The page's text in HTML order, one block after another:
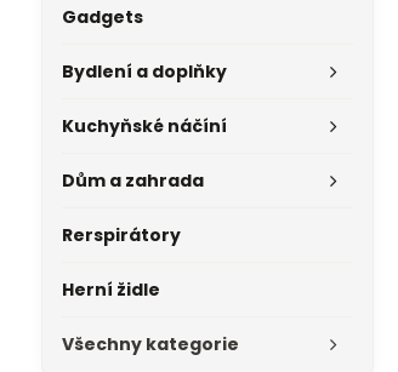
Gadgets
Bydlení a doplňky
Kuchyňské náčíní
Dům a zahrada
Rerspirátory
Herní židle
Všechny kategorie